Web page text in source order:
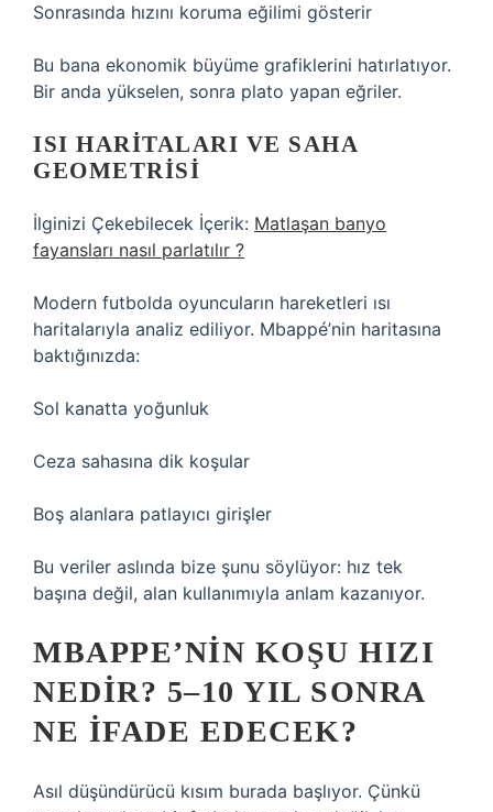
Sonrasında hızını koruma eğilimi gösterir
Bu bana ekonomik büyüme grafiklerini hatırlatıyor.
Bir anda yükselen, sonra plato yapan eğriler.
ISI HARITALARI VE SAHA
GEOMETRISI
İlginizi Çekebilecek İçerik: Matlaşan banyo
fayansları nasıl parlatılır ?
Modern futbolda oyuncuların hareketleri ısı
haritalarıyla analiz ediliyor. Mbappé’nin haritasına
baktığınızda:
Sol kanatta yoğunluk
Ceza sahasına dik koşular
Boş alanlara patlayıcı girişler
Bu veriler aslında bize şunu söylüyor: hız tek
başına değil, alan kullanımıyla anlam kazanıyor.
MBAPPE’NIN KOŞU HIZI
NEDIR? 5–10 YIL SONRA
NE IFADE EDECEK?
Asıl düşündürücü kısım burada başlıyor. Çünkü